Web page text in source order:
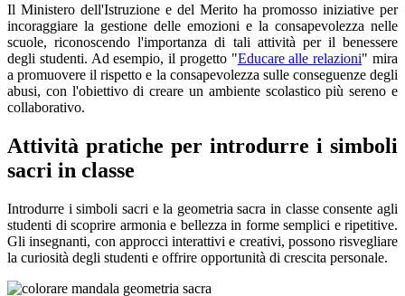
Il Ministero dell'Istruzione e del Merito ha promosso iniziative per
incoraggiare la gestione delle emozioni e la consapevolezza nelle
scuole, riconoscendo l'importanza di tali attività per il benessere
degli studenti. Ad esempio, il progetto "Educare alle relazioni" mira
a promuovere il rispetto e la consapevolezza sulle conseguenze degli
abusi, con l'obiettivo di creare un ambiente scolastico più sereno e
collaborativo.
Attività pratiche per introdurre i simboli
sacri in classe
Introdurre i simboli sacri e la geometria sacra in classe consente agli
studenti di scoprire armonia e bellezza in forme semplici e ripetitive.
Gli insegnanti, con approcci interattivi e creativi, possono risvegliare
la curiosità degli studenti e offrire opportunità di crescita personale.